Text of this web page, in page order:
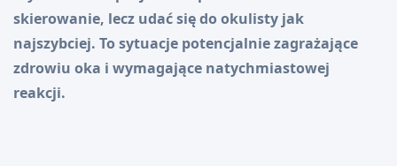
skierowanie, lecz udać się do okulisty jak
najszybciej. To sytuacje potencjalnie zagrażające
zdrowiu oka i wymagające natychmiastowej
reakcji.